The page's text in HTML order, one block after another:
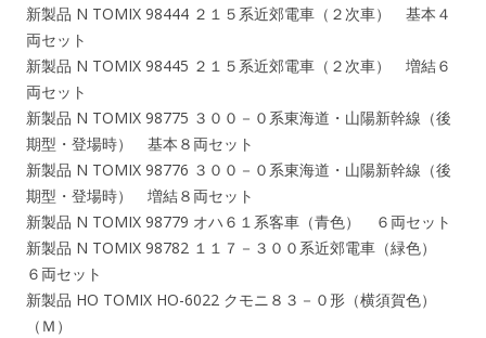
新製品 N TOMIX 98444 ２１５系近郊電車（２次車） 基本４
両セット
新製品 N TOMIX 98445 ２１５系近郊電車（２次車） 増結６
両セット
新製品 N TOMIX 98775 ３００－０系東海道・山陽新幹線（後
期型・登場時） 基本８両セット
新製品 N TOMIX 98776 ３００－０系東海道・山陽新幹線（後
期型・登場時） 増結８両セット
新製品 N TOMIX 98779 オハ６１系客車（青色） ６両セット
新製品 N TOMIX 98782 １１７－３００系近郊電車（緑色）
６両セット
新製品 HO TOMIX HO-6022 クモニ８３－０形（横須賀色）
（Ｍ）